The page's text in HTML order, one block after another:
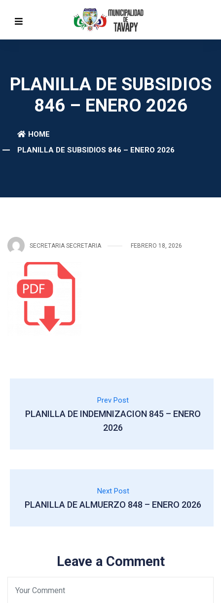
PLANILLA DE SUBSIDIOS
846 – ENERO 2026
HOME
PLANILLA DE SUBSIDIOS 846 – ENERO 2026
SECRETARIA SECRETARIA FEBRERO 18, 2026
Prev Post
PLANILLA DE INDEMNIZACION 845 – ENERO
2026
Next Post
PLANILLA DE ALMUERZO 848 – ENERO 2026
Leave a Comment